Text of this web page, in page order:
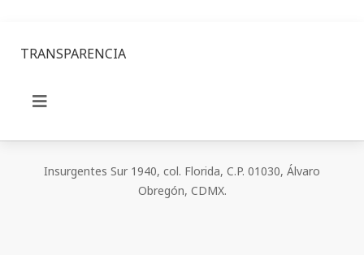
TRANSPARENCIA
Insurgentes Sur 1940, col. Florida, C.P. 01030, Álvaro
Obregón, CDMX.